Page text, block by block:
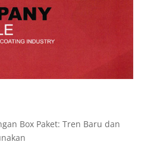
Box Paket: Tren Baru dan